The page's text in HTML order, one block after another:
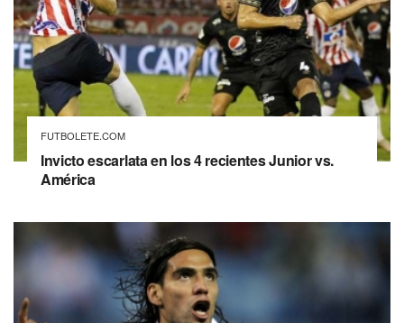
FUTBOLETE.COM
Invicto escarlata en los 4 recientes Junior vs.
América